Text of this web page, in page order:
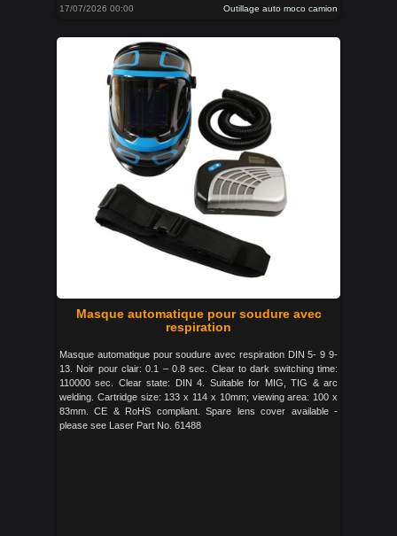
17/07/2026 00:00 Outillage auto moco camion
Masque automatique pour soudure avec
respiration
Masque automatique pour soudure avec respiration DIN 5- 9 9-
13. Noir pour clair: 0.1 – 0.8 sec. Clear to dark switching time:
110000 sec. Clear state: DIN 4. Suitable for MIG, TIG & arc
welding. Cartridge size: 133 x 114 x 10mm; viewing area: 100 x
83mm. CE & RoHS compliant. Spare lens cover available -
please see Laser Part No. 61488